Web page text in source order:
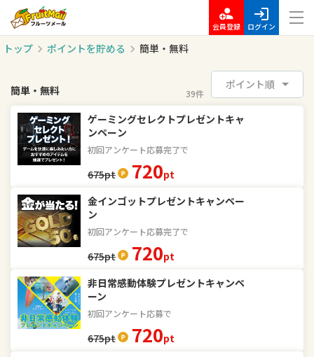
会員登録 ログイン
トップ ポイントを貯める 簡単・無料
簡単・無料 39件
ポイント順
ゲーミングセレクトプレゼントキャ
ンペーン
初回アンケート応募完了で
675pt 720pt
金インゴットプレゼントキャンペー
ン
初回アンケート応募完了で
675pt 720pt
非日常感動体験プレゼントキャンペ
ーン
初回アンケート応募で
675pt 720pt